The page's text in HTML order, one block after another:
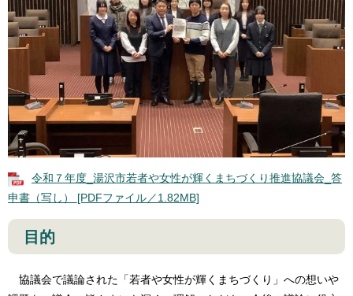
令和７年度_湯沢市若者や女性が輝くまちづくり推進協議会_答
申書（写し） [PDFファイル／1.82MB]
目的
協議会で議論された「若者や女性が輝くまちづくり」への想いや